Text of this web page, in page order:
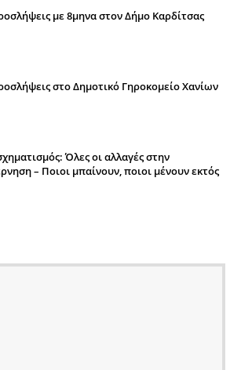
με 8μηνα στον Δήμο Καρδίτσας
στο Δημοτικό Γηροκομείο Χανίων
Όλες οι αλλαγές στην
– Ποιοι μπαίνουν, ποιοι μένουν εκτός